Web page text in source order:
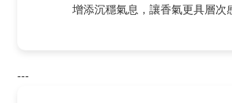
增添沉穩氣息，讓香氣更具層次
---